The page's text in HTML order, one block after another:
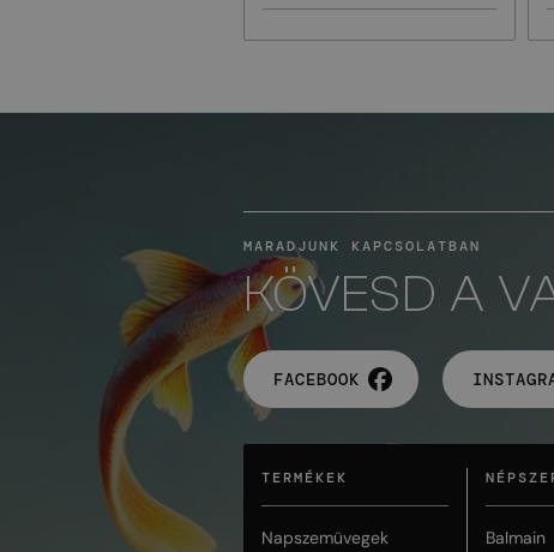
MARADJUNK KAPCSOLATBAN
KÖVESD A
FACEBOOK
TERMÉKEK
Napszemüvegek
Balmain